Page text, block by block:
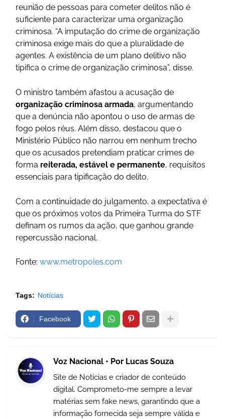
reunião de pessoas para cometer delitos não é
suficiente para caracterizar uma organização
criminosa. “A imputação do crime de organização
criminosa exige mais do que a pluralidade de
agentes. A existência de um plano delitivo não
tipifica o crime de organização criminosa”, disse.
O ministro também afastou a acusação de
organização criminosa armada, argumentando
que a denúncia não apontou o uso de armas de
fogo pelos réus. Além disso, destacou que o
Ministério Público não narrou em nenhum trecho
que os acusados pretendiam praticar crimes de
forma reiterada, estável e permanente, requisitos
essenciais para tipificação do delito.
Com a continuidade do julgamento, a expectativa é
que os próximos votos da Primeira Turma do STF
definam os rumos da ação, que ganhou grande
repercussão nacional.
Fonte: www.metropoles.com
Tags: Notícias
Facebook
Voz Nacional • Por Lucas Souza
Site de Notícias e criador de conteúdo
digital. Comprometo-me sempre a levar
matérias sem fake news, garantindo que a
informação fornecida seja sempre válida e